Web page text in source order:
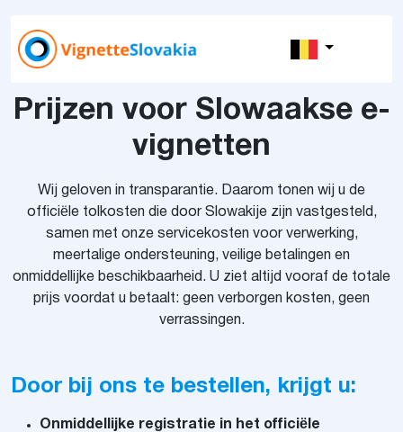
Prijzen voor Slowaakse e-
vignetten
Wij geloven in transparantie. Daarom tonen wij u de
officiële tolkosten die door Slowakije zijn vastgesteld,
samen met onze servicekosten voor verwerking,
meertalige ondersteuning, veilige betalingen en
onmiddellijke beschikbaarheid. U ziet altijd vooraf de totale
prijs voordat u betaalt: geen verborgen kosten, geen
verrassingen.
Door bij ons te bestellen, krijgt u:
Onmiddellijke registratie in het officiële